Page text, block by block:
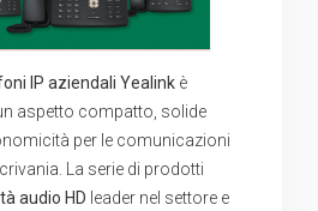
IP aziendali Yealink è
aspetto compatto, solide
per le comunicazioni
La serie di prodotti
audio HD leader nel settore e